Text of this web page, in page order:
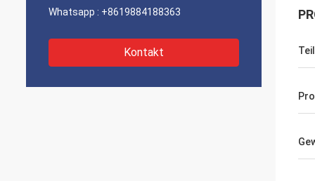
Whatsapp : +8619884188363
Kontakt